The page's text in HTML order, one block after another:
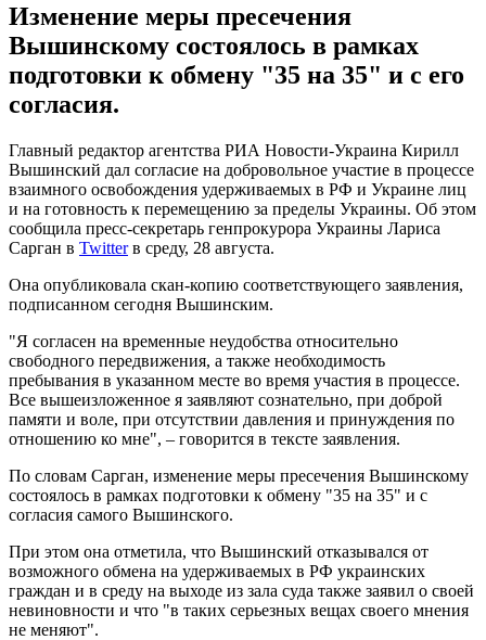
Изменение меры пресечения
Вышинскому состоялось в рамках
подготовки к обмену "35 на 35" и с его
согласия.
Главный редактор агентства РИА Новости-Украина Кирилл
Вышинский дал согласие на добровольное участие в процессе
взаимного освобождения удерживаемых в РФ и Украине лиц
и на готовность к перемещению за пределы Украины. Об этом
сообщила пресс-секретарь генпрокурора Украины Лариса
Сарган в Twitterв среду, 28 августа.
Она опубликовала скан-копию соответствующего заявления,
подписанном сегодня Вышинским.
"Я согласен на временные неудобства относительно
свободного передвижения, а также необходимость
пребывания в указанном месте во время участия в процессе.
Все вышеизложенное я заявляют сознательно, при доброй
памяти и воле, при отсутствии давления и принуждения по
отношению ко мне", – говорится в тексте заявления.
По словам Сарган, изменение меры пресечения Вышинскому
состоялось в рамках подготовки к обмену "35 на 35" и с
согласия самого Вышинского.
При этом она отметила, что Вышинский отказывался от
возможного обмена на удерживаемых в РФ украинских
граждан и в среду на выходе из зала суда также заявил о своей
невиновности и что "в таких серьезных вещах своего мнения
не меняют".